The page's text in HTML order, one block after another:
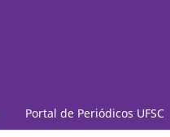
Portal de Periódicos UFSC